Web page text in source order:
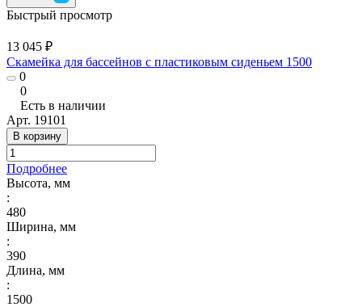
Быстрый просмотр
13 045 ₽
Скамейка для бассейнов с пластиковым сиденьем 1500
0
0
Есть в наличии
Арт. 19101
В корзину
Подробнее
Высота, мм
:
480
Ширина, мм
:
390
Длина, мм
:
1500